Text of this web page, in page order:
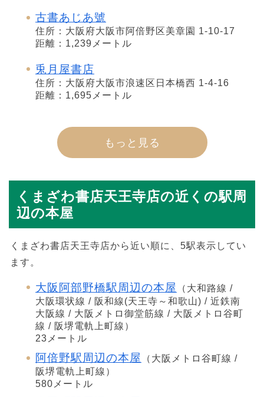
古書あじあ號
住所：大阪府大阪市阿倍野区美章園 1-10-17
距離：1,239メートル
兎月屋書店
住所：大阪府大阪市浪速区日本橋西 1-4-16
距離：1,695メートル
もっと見る
くまざわ書店天王寺店の近くの駅周
辺の本屋
くまざわ書店天王寺店から近い順に、5駅表示してい
ます。
大阪阿部野橋駅周辺の本屋
（大和路線 /
大阪環状線 / 阪和線(天王寺～和歌山) / 近鉄南
大阪線 / 大阪メトロ御堂筋線 / 大阪メトロ谷町
線 / 阪堺電軌上町線）
23メートル
阿倍野駅周辺の本屋
（大阪メトロ谷町線 /
阪堺電軌上町線）
580メートル